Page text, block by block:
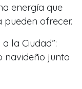
energía que
pueden ofrecer.
la Ciudad”:
navideño junto